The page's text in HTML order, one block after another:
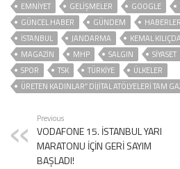
EMNİYET
GELIŞMELER GOOGLE
GÜNCEL HABER
GÜNDEM HABERLER
ISTANBUL
JANDARMA KEMAL
MAGAZİN
MHP SALGIN SİYASET
SPOR
TSK TÜRKİYE
ÜLKELER
ÜRETEN KADINLAR” DİJİTAL ATÖLYELERİ TAM
Previous
VODAFONE 15. İSTANBUL YARI
MARATONU İÇİN GERİ SAYIM
BAŞLADI!